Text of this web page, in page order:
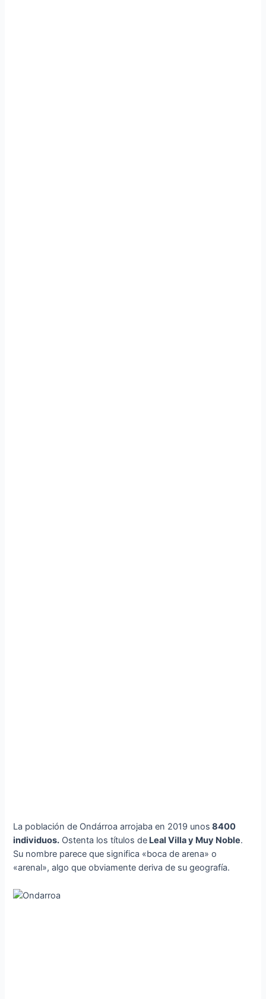
La población de Ondárroa arrojaba en 2019 unos 8400
individuos. Ostenta los títulos de Leal Villa y Muy Noble.
Su nombre parece que significa «boca de arena» o
«arenal», algo que obviamente deriva de su geografía.